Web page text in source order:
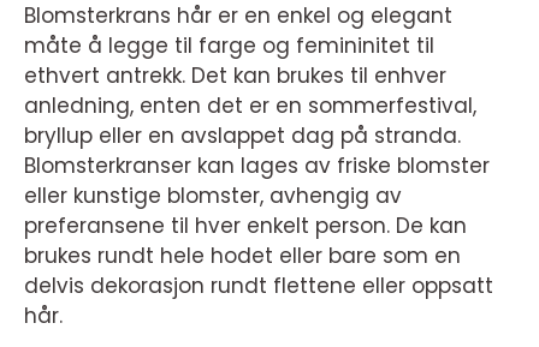
Blomsterkrans hår er en enkel og elegant
måte å legge til farge og femininitet til
ethvert antrekk. Det kan brukes til enhver
anledning, enten det er en sommerfestival,
bryllup eller en avslappet dag på stranda.
Blomsterkranser kan lages av friske blomster
eller kunstige blomster, avhengig av
preferansene til hver enkelt person. De kan
brukes rundt hele hodet eller bare som en
delvis dekorasjon rundt flettene eller oppsatt
hår.